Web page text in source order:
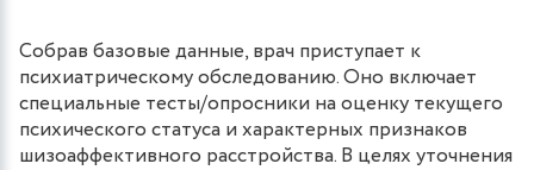
Собрав базовые данные, врач приступает к
психиатрическому обследованию. Оно включает
специальные тесты/опросники на оценку текущего
психического статуса и характерных признаков
шизоаффективного расстройства. В целях уточнения